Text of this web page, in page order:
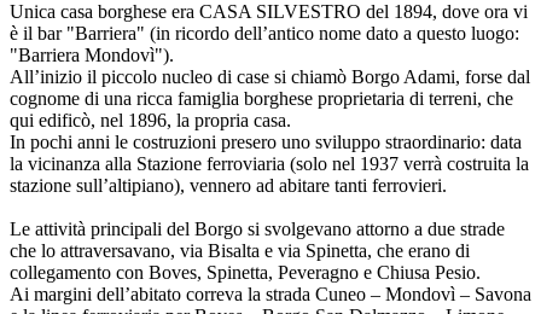
Unica casa borghese era CASA SILVESTRO del 1894, dove ora vi
è il bar "Barriera" (in ricordo dell’antico nome dato a questo luogo:
"Barriera Mondovì").
All’inizio il piccolo nucleo di case si chiamò Borgo Adami, forse dal
cognome di una ricca famiglia borghese proprietaria di terreni, che
qui edificò, nel 1896, la propria casa.
In pochi anni le costruzioni presero uno sviluppo straordinario: data
la vicinanza alla Stazione ferroviaria (solo nel 1937 verrà costruita la
stazione sull’altipiano), vennero ad abitare tanti ferrovieri.
Le attività principali del Borgo si svolgevano attorno a due strade
che lo attraversavano, via Bisalta e via Spinetta, che erano di
collegamento con Boves, Spinetta, Peveragno e Chiusa Pesio.
Ai margini dell’abitato correva la strada Cuneo – Mondovì – Savona